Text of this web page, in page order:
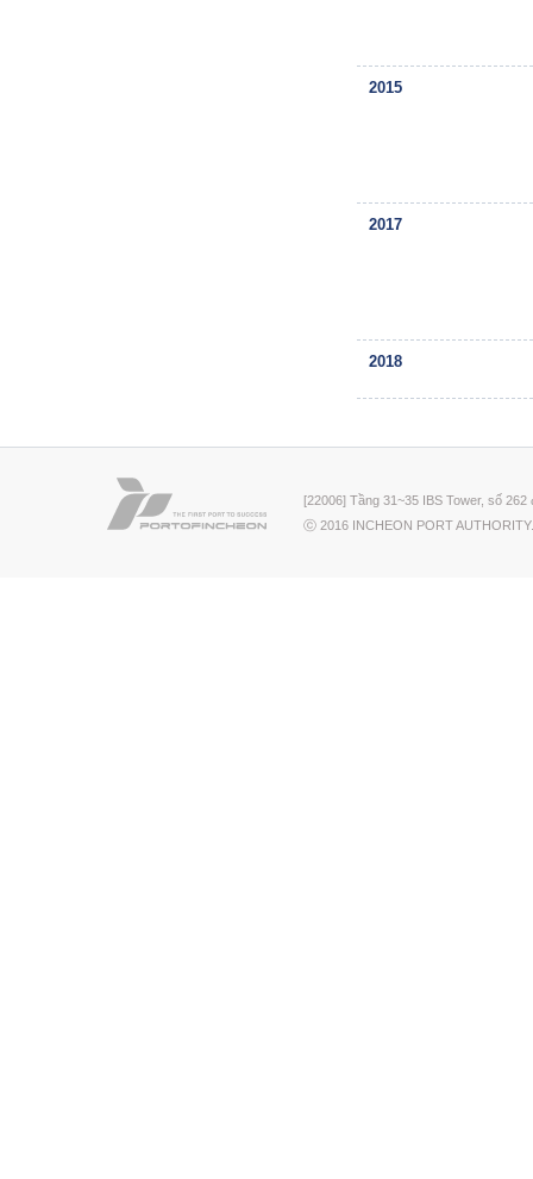
2015
2017
2018
[22006] Tầng 31~35 IBS Tower, số
ⓒ 2016 INCHEON PORT